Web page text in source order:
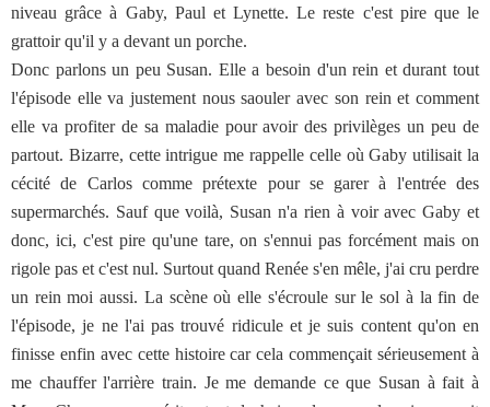
niveau grâce à Gaby, Paul et Lynette. Le reste c'est pire que le
grattoir qu'il y a devant un porche.
Donc parlons un peu Susan. Elle a besoin d'un rein et durant tout
l'épisode elle va justement nous saouler avec son rein et comment
elle va profiter de sa maladie pour avoir des privilèges un peu de
partout. Bizarre, cette intrigue me rappelle celle où Gaby utilisait la
cécité de Carlos comme prétexte pour se garer à l'entrée des
supermarchés. Sauf que voilà, Susan n'a rien à voir avec Gaby et
donc, ici, c'est pire qu'une tare, on s'ennui pas forcément mais on
rigole pas et c'est nul. Surtout quand Renée s'en mêle, j'ai cru perdre
un rein moi aussi. La scène où elle s'écroule sur le sol à la fin de
l'épisode, je ne l'ai pas trouvé ridicule et je suis content qu'on en
finisse enfin avec cette histoire car cela commençait sérieusement à
me chauffer l'arrière train. Je me demande ce que Susan à fait à